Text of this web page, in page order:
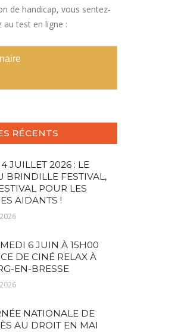
de handicap, vous sentez-
au test en ligne :
RÉCENTS
4 JUILLET 2026 : LE
BRINDILLE FESTIVAL,
POUR LES
AIDANTS !
6 JUIN À 15H00
DE CINÉ RELAX À
EN-BRESSE
NATIONALE DE
AU DROIT EN MAI